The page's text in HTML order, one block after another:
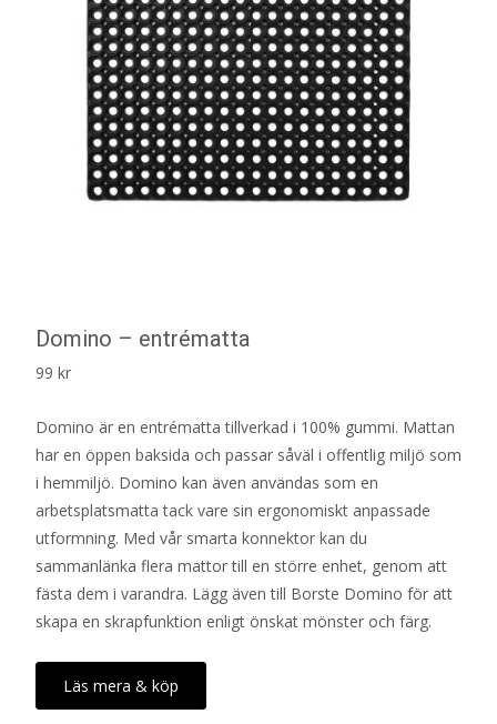
Domino – entrématta
99 kr
Domino är en entrématta tillverkad i 100% gummi. Mattan
har en öppen baksida och passar såväl i offentlig miljö som
i hemmiljö. Domino kan även användas som en
arbetsplatsmatta tack vare sin ergonomiskt anpassade
utformning. Med vår smarta konnektor kan du
sammanlänka flera mattor till en större enhet, genom att
fästa dem i varandra. Lägg även till Borste Domino för att
skapa en skrapfunktion enligt önskat mönster och färg.
Läs mera & köp